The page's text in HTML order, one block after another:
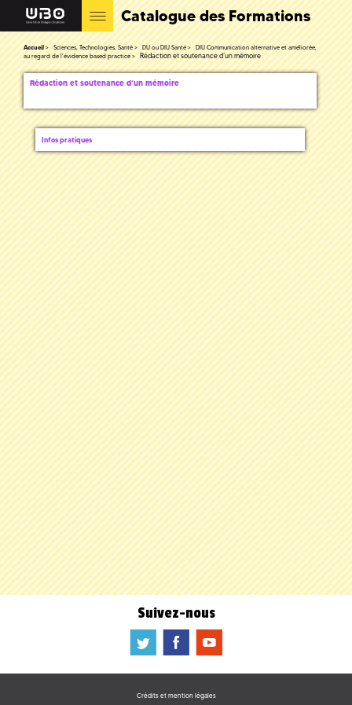
Catalogue des Formations
Accueil Sciences, Technologies, Santé DU ou DIU Santé
DIU Communication alternative et améliorée,
au regard de l'évidence based practice
Rédaction et soutenance d’un mémoire
Rédaction et soutenance d’un mémoire
Infos pratiques
Suivez-nous
a b f
Crédits et mention légales